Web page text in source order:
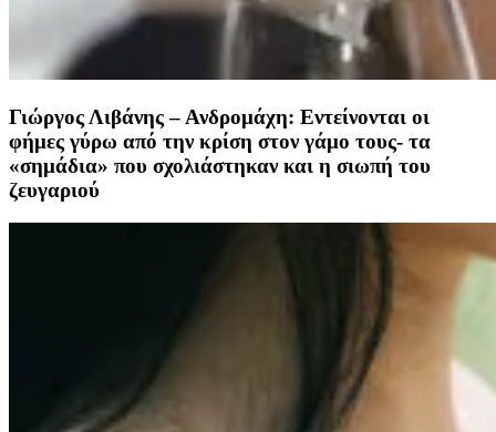
Γιώργος Λιβάνης – Ανδρομάχη: Εντείνονται οι
φήμες γύρω από την κρίση στον γάμο τους- τα
«σημάδια» που σχολιάστηκαν και η σιωπή του
ζευγαριού